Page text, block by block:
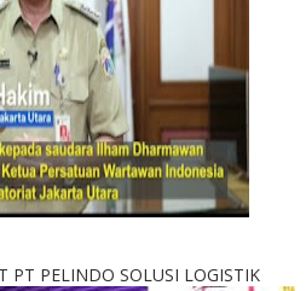
PT PELINDO SOLUSI LOGISTIK